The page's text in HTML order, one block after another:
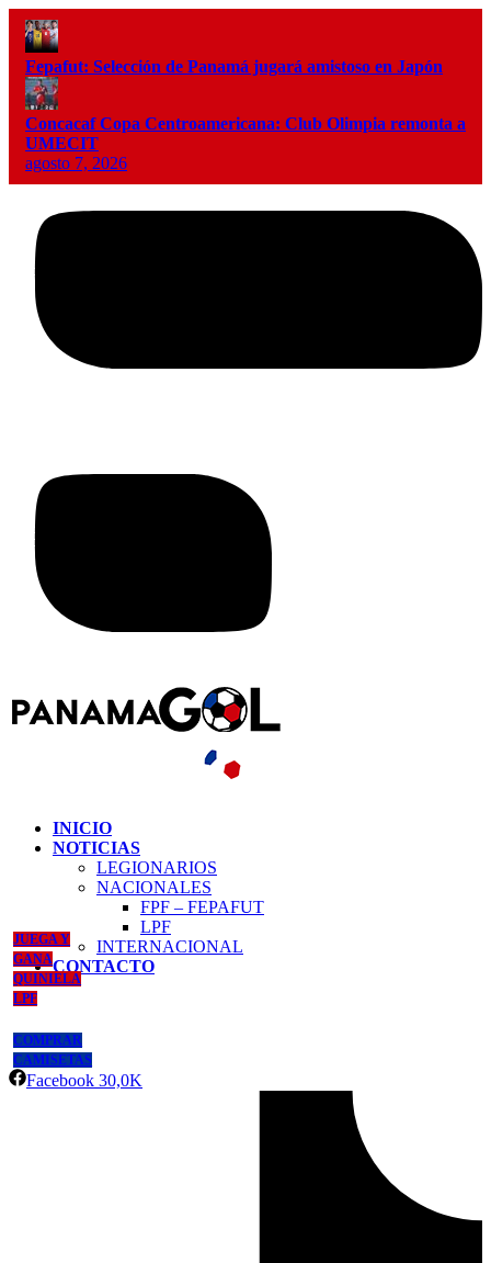
Fepafut: Selección de Panamá jugará amistoso en Japón
Concacaf Copa Centroamericana: Club Olimpia remonta a
UMECIT
agosto 7, 2026
INICIO
NOTICIAS
LEGIONARIOS
NACIONALES
FPF – FEPAFUT
LPF
INTERNACIONAL
CONTACTO
JUEGA Y
GANA
QUINIELA
LPF
COMPRAR
CAMISETAS
Facebook 30,0K